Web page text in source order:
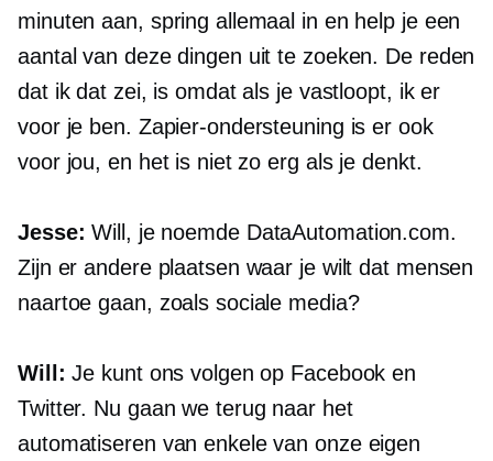
minuten aan, spring allemaal in en help je een
aantal van deze dingen uit te zoeken. De reden
dat ik dat zei, is omdat als je vastloopt, ik er
voor je ben. Zapier-ondersteuning is er ook
voor jou, en het is niet zo erg als je denkt.
Jesse: Will, je noemde DataAutomation.com.
Zijn er andere plaatsen waar je wilt dat mensen
naartoe gaan, zoals sociale media?
Will: Je kunt ons volgen op Facebook en
Twitter. Nu gaan we terug naar het
automatiseren van enkele van onze eigen